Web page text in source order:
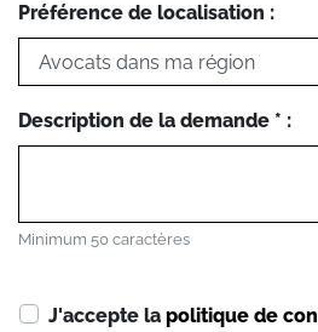
Préférence de localisation :
Description de la demande * :
Minimum 50 caractères
J'accepte la politique de